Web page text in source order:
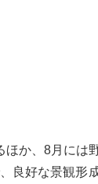
か、8月には
良好な景観形